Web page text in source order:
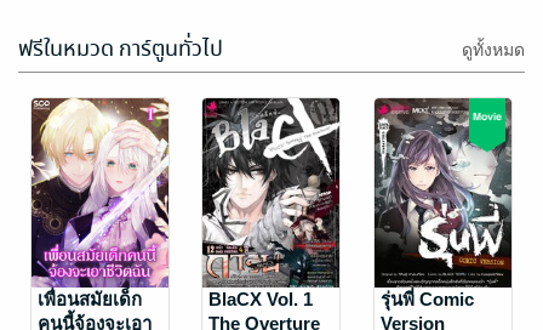
ศิษย์ข้าใครว่า
กาก? ระบบ
ศิษย์คืนกำไร
หมื่นเท่า 1
淡味冰淇淋/ สำนัก
อักษร
นิยายแฟนตาซี
ขอโทษที พอดี
บรรพจารย์ผม
เป็นเจ้าแห่ง
ยมโลก เล่ม 2
夜无声 Ye wu
sheng ka / หทัยไร้
นิยายแฟนตาซี
ฟรีในหมวด การ์ตูนทั่วไป ดูทั้งหมด
เพื่อนสมัยเด็ก
คนนี้จ้องจะเอา
BlaCX Vol. 1
The Overture
รุ่นพี่ Comic
Version